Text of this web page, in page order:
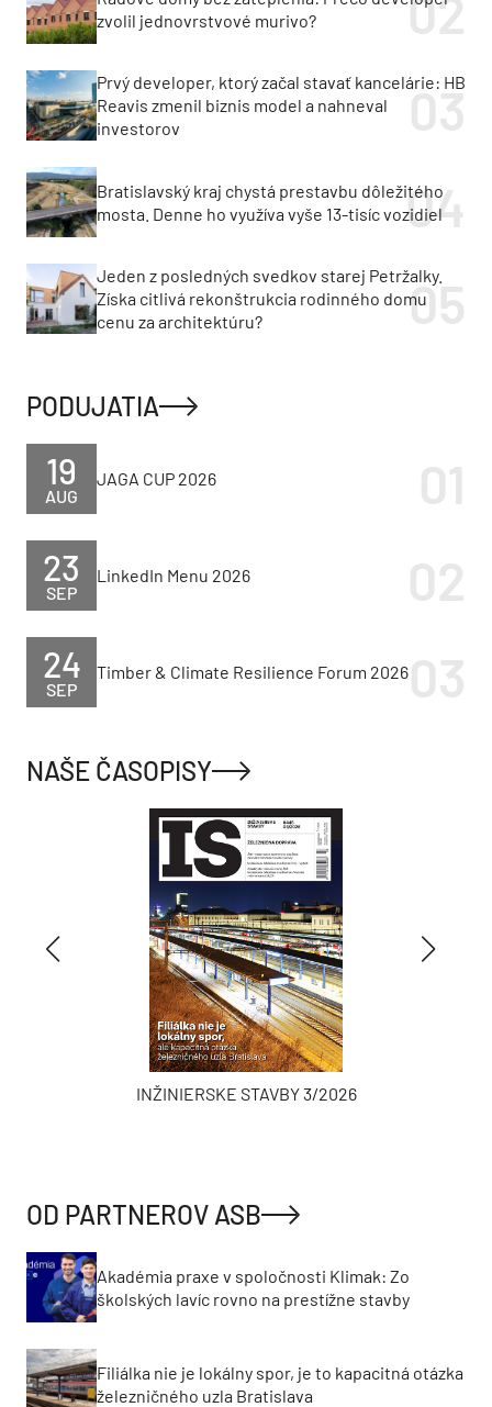
zvolil jednovrstvové murivo?
Prvý developer, ktorý začal stavať kancelárie: HB
Reavis zmenil biznis model a nahneval
investorov
Bratislavský kraj chystá prestavbu dôležitého
mosta. Denne ho využíva vyše 13-tisíc vozidiel
Jeden z posledných svedkov starej Petržalky.
Získa citlivá rekonštrukcia rodinného domu
cenu za architektúru?
PODUJATIA
AUG
19 JAGA CUP 2026
SEP
23 LinkedIn Menu 2026
SEP
24 Timber & Climate Resilience Forum 2026
NAŠE ČASOPISY
INŽINIERSKE STAVBY 3/2026
OD PARTNEROV ASB
Akadémia praxe v spoločnosti Klimak: Zo
školských lavíc rovno na prestížne stavby
Filiálka nie je lokálny spor, je to kapacitná otázka
železničného uzla Bratislava